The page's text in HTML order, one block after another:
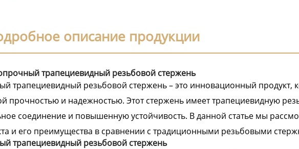
описание продукции
трапециевидный резьбовой стержень
трапециевидный резьбовой стержень – это инновационный продукт,
прочностью и надежностью. Этот стержень имеет трапециевидную
соединение и повышенную устойчивость. В данной статье мы
и его преимущества в сравнении с традиционными резьбовыми
трапециевидный резьбовой стержень